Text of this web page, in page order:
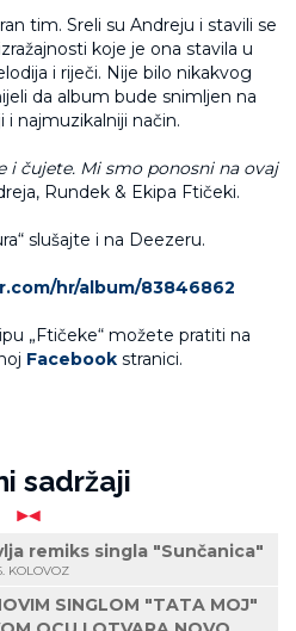
tim. Sreli su Andreju i stavili se
koje je ona stavila u
i riječi. Nije bilo nikakvog
da album bude snimljen na
i najmuzikalniji način.
i čujete. Mi smo ponosni na ovaj
Rundek & Ekipa Ftičeki.
slušajte i na Deezeru.
hr/album/83846862
„Ftičeke“ možete pratiti na
Facebookstranici.
sadržaji
remiks singla "Sunčanica"
KOLOVOZ
SINGLOM "TATA MOJ"